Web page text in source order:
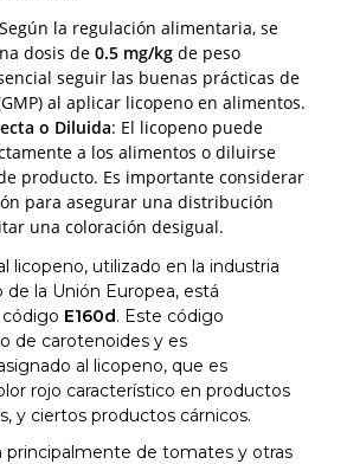
la regulación alimentaria, se
dosis de 0.5 mg/kgde peso
seguir las buenas prácticas de
al aplicar licopeno en alimentos.
o Diluida: El licopeno puede
a los alimentos o diluirse
producto. Es importante considerar
para asegurar una distribución
una coloración desigual.
licopeno, utilizado en la industria
la Unión Europea, está
E160d. Este código
de carotenoides y es
al licopeno, que es
rojo característico en productos
y ciertos productos cárnicos.
principalmente de tomates y otras